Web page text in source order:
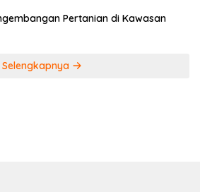
Pertanian di Kawasan
Selengkapnya